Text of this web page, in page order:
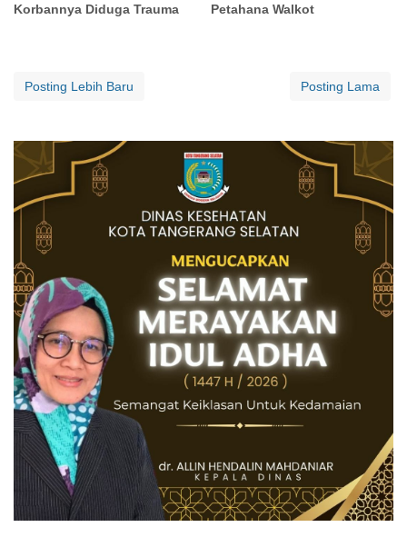
Korbannya Diduga Trauma Petahana Walkot
Posting Lebih Baru Posting Lama